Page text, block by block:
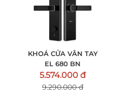
KHOÁ CỬA VÂN TAY
EL 680 BN
5.574.000 đ
9.290.000 đ